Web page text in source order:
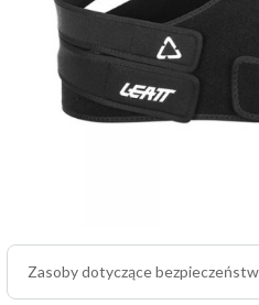
Zasoby dotyczące